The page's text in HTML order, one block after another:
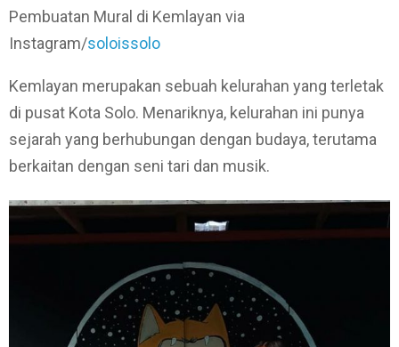
Pembuatan Mural di Kemlayan via
Instagram/soloissolo
Kemlayan merupakan sebuah kelurahan yang terletak
di pusat Kota Solo. Menariknya, kelurahan ini punya
sejarah yang berhubungan dengan budaya, terutama
berkaitan dengan seni tari dan musik.